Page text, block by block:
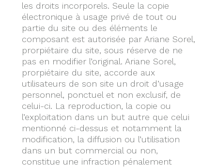
les droits incorporels. Seule la copie
électronique à usage privé de tout ou
partie du site ou des éléments le
composant est autorisée par Ariane Sorel,
prorpiétaire du site, sous réserve de ne
pas en modifier l’original. Ariane Sorel,
prorpiétaire du site, accorde aux
utilisateurs de son site un droit d’usage
personnel, ponctuel et non exclusif, de
celui-ci. La reproduction, la copie ou
l’exploitation dans un but autre que celui
mentionné ci-dessus et notamment la
modification, la diffusion ou l’utilisation
dans un but commercial ou non,
constitue une infraction pénalement